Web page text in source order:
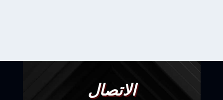
الاتصال